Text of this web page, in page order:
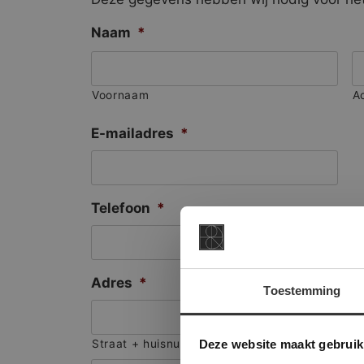
Toestemming
Deze website maakt
Naam *
Voornaam
E-mailadres *
Telefoon *
Adres *
Straat + huisnummer
Deze
onze